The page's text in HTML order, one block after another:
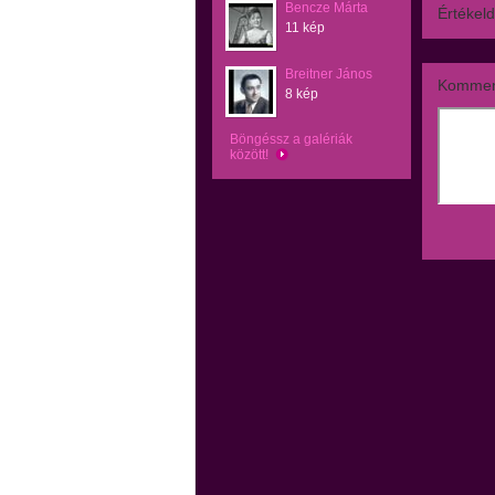
Bencze Márta
11 kép
Breitner János
8 kép
Böngéssz a galériák
között!